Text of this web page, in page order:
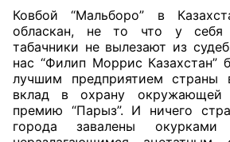
Ковбой “Мальборо” в
обласкан, не то что у себя
табачники не вылезают из
нас “Филип Моррис Казахстан”
лучшим предприятием страны
вклад в охрану окружающей
премию “Парыз”. И ничего
города завалены окурками